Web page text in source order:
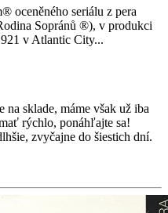
oceněného seriálu z pera
Sopránů ®), v produkci
v Atlantic City...
na sklade, máme však už iba
rýchlo, ponáhľajte sa!
zvyčajne do šiestich dní.